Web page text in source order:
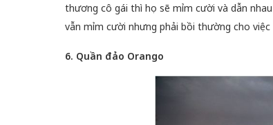
thương cô gái thì họ sẽ mỉm cười và dẫn
vẫn mỉm cười nhưng phải bồi thường cho
6. Quần đảo Orango